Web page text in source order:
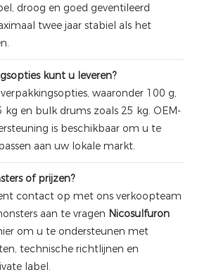
droog en goed geventileerd
twee jaar stabiel als het
kunt u leveren?
waaronder 100 g,
kg en bulk drums zoals 25 kg. OEM-
is beschikbaar om u te
aan uw lokale markt.
of prijzen?
contact op met ons verkoopteam
aan te vragen Nicosulfuron
hier om u te ondersteunen met
technische richtlijnen en
label.